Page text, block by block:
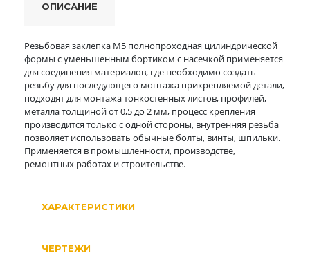
ОПИСАНИЕ
Резьбовая заклепка М5 полнопроходная цилиндрической
формы с уменьшенным бортиком с насечкой применяется
для соединения материалов, где необходимо создать
резьбу для последующего монтажа прикрепляемой детали,
подходят для монтажа тонкостенных листов, профилей,
металла толщиной от 0,5 до 2 мм, процесс крепления
производится только с одной стороны, внутренняя резьба
позволяет использовать обычные болты, винты, шпильки.
Применяется в промышленности, производстве,
ремонтных работах и строительстве.
ХАРАКТЕРИСТИКИ
ЧЕРТЕЖИ